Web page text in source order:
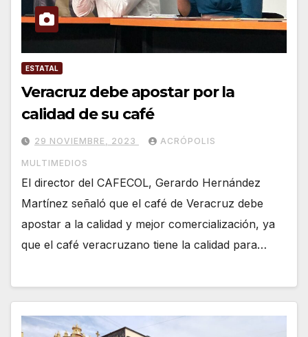
ESTATAL
Veracruz debe apostar por la
calidad de su café
29 NOVIEMBRE, 2023 ACRÓPOLIS
MULTIMEDIOS
El director del CAFECOL, Gerardo Hernández
Martínez señaló que el café de Veracruz debe
apostar a la calidad y mejor comercialización, ya
que el café veracruzano tiene la calidad para…